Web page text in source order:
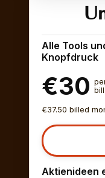
Alle Tools
Knopfdruck
€30
€37.50 billed
Aktienideen